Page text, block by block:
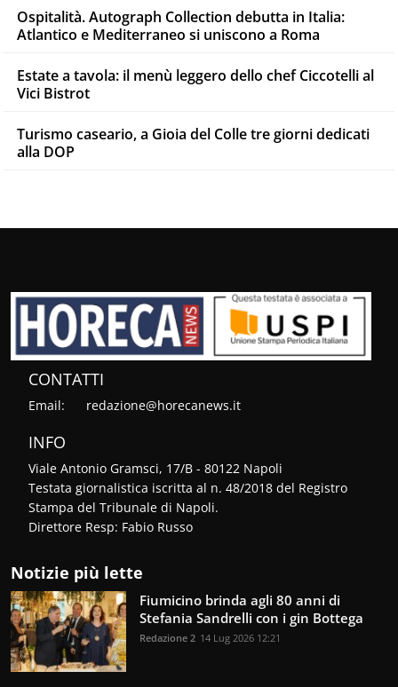
Ospitalità. Autograph Collection debutta in Italia:
Atlantico e Mediterraneo si uniscono a Roma
Estate a tavola: il menù leggero dello chef Ciccotelli al
Vici Bistrot
Turismo caseario, a Gioia del Colle tre giorni dedicati
alla DOP
CONTATTI
Email: redazione@horecanews.it
INFO
Viale Antonio Gramsci, 17/B - 80122 Napoli
Testata giornalistica iscritta al n. 48/2018 del Registro
Stampa del Tribunale di Napoli.
Direttore Resp: Fabio Russo
Notizie più lette
Fiumicino brinda agli 80 anni di
Stefania Sandrelli con i gin Bottega
Redazione 2 14 Lug 2026 12:21